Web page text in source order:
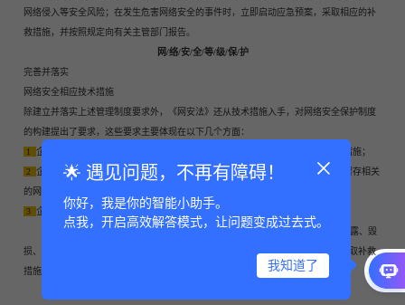
网络侵入等安全风险；在发生危害网络安全的事件时，立即启动应急预案，采取相应的补
救措施，并按照规定向有关主管部门报告。
网/络/安/全/等/级/保/护
完善并落实
网络安全相应技术措施
除建立并落实上述管理制度要求外，《网安法》还从技术措施入手，对网络安全保护制度
的构建提出了要求，这些要求主要体现在以下几个方面：
1 企业需采取防范计算机病毒和网络攻击、网络侵入等危害网络安全行为的技术措施；
2 企业需采取监测、记录网络运行状态、网络安全事件的技术措施，并按照规定留存相关
的网络日志不少于六个月；
3 企业需采取数据分类、重要数据备份和加密等措施；
企业需采取技术措施和其他必要措施，确保收集的个人信息安全，防止信息泄露、毁
损、丢失。在发生或者可能发生个人信息泄露、毁损、丢失的情况时，应当立即采取补救
措施，按照规定及时告知用户并向有关主管部门报告。
🌟 遇见问题，不再有障碍！
你好，我是你的智能小助手。
点我，开启高效解答模式，让问题变成过去式。
我知道了